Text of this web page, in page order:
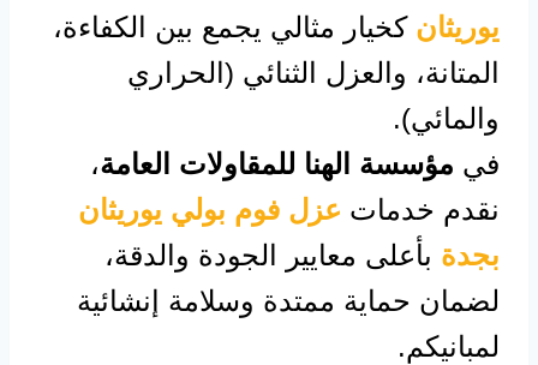
يوريثان كخيار مثالي يجمع بين الكفاءة،
المتانة، والعزل الثنائي (الحراري
والمائي).
في مؤسسة الهنا للمقاولات العامة،
نقدم خدمات عزل فوم بولي يوريثان
بجدة بأعلى معايير الجودة والدقة،
لضمان حماية ممتدة وسلامة إنشائية
لمبانيكم.